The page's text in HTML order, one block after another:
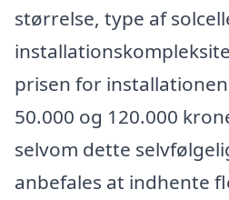
størrelse, type af
prisen for
50.000 og 120.000
selvom dette
anbefales at indhente